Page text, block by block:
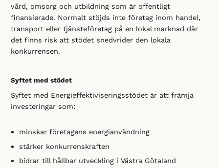
vård, omsorg och utbildning som är offentligt
finansierade. Normalt stöjds inte företag inom handel,
transport eller tjänsteföretag på en lokal marknad där
det finns risk att stödet snedvrider den lokala
konkurrensen.
Syftet med stödet
Syftet med Energieffektiviseringsstödet är att främja
investeringar som:
minskar företagens energianvändning
stärker konkurrenskraften
bidrar till hållbar utveckling i Västra Götaland